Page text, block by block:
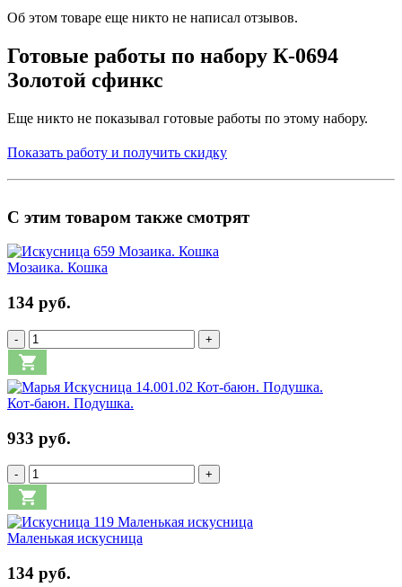
Об этом товаре еще никто не написал отзывов.
Готовые работы по набору К-0694
Золотой сфинкс
Еще никто не показывал готовые работы по этому набору.
Показать работу и получить скидку
С этим товаром также смотрят
Мозаика. Кошка
134 руб.
- +
Кот-баюн. Подушка.
933 руб.
- +
Маленькая искусница
134 руб.